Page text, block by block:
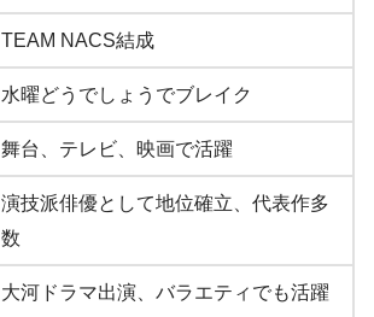
TEAM NACS結成
水曜どうでしょうでブレイク
舞台、テレビ、映画で活躍
演技派俳優として地位確立、代表作多
数
大河ドラマ出演、バラエティでも活躍